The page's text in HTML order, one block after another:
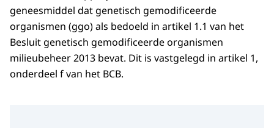
geneesmiddel dat genetisch gemodificeerde
organismen (ggo) als bedoeld in artikel 1.1 van het
Besluit genetisch gemodificeerde organismen
milieubeheer 2013 bevat. Dit is vastgelegd in artikel 1,
onderdeel f van het BCB.